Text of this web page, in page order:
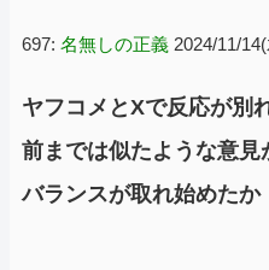
697: 名無しの正義 2024/11/
ヤフコメとXで反応が別
前までは似たような意見
バランスが取れ始めたか